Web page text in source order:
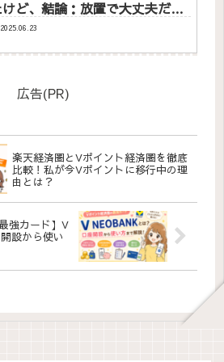
けど、結論：放置で大丈夫だっ
話
2025.06.23
広告(PR)
楽天経済圏とVポイント経済圏を徹底
比較！私が今Vポイントに移行中の理
由とは？
強カード】V
設から使い